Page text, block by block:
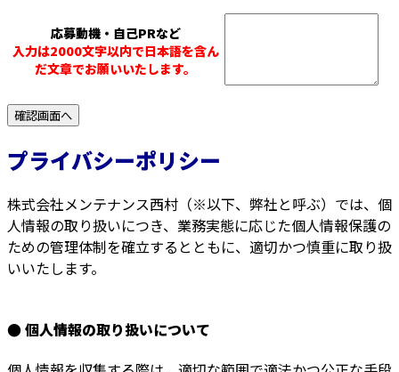
応募動機・自己PRなど
入力は2000文字以内で日本語を含ん
だ文章でお願いいたします。
プライバシーポリシー
株式会社メンテナンス西村（※以下、弊社と呼ぶ）では、個
人情報の取り扱いにつき、業務実態に応じた個人情報保護の
ための管理体制を確立するとともに、適切かつ慎重に取り扱
いいたします。
● 個人情報の取り扱いについて